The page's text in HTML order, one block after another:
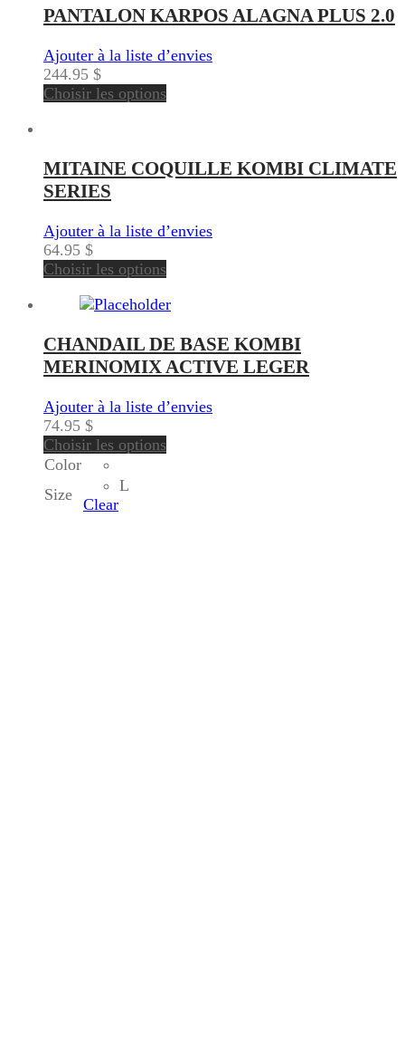
PANTALON KARPOS ALAGNA PLUS 2.0
Ajouter à la liste d’envies
244.95 $
Choisir les options
MITAINE COQUILLE KOMBI CLIMATE
SERIES
Ajouter à la liste d’envies
64.95 $
Choisir les options
CHANDAIL DE BASE KOMBI
MERINOMIX ACTIVE LEGER
Ajouter à la liste d’envies
74.95 $
Choisir les options
Color
Size
L
Clear